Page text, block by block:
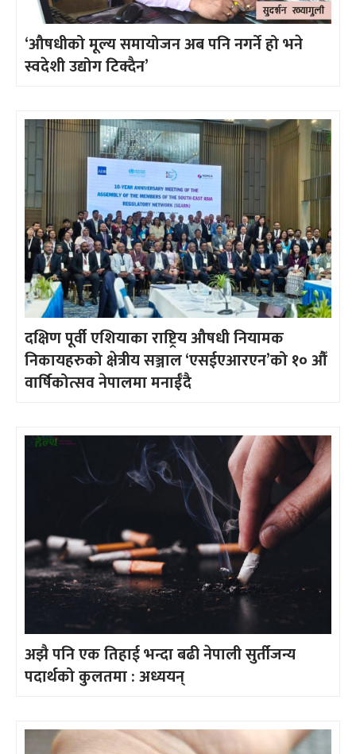
‘औषधीको मूल्य समायोजन अब पनि नगर्ने हो भने
स्वदेशी उद्योग टिक्दैन’
दक्षिण पूर्वी एशियाका राष्ट्रिय औषधी नियामक
निकायहरुको क्षेत्रीय सञ्जाल ‘एसईएआरएन’को १० औँ
वार्षिकोत्सव नेपालमा मनाईँदै
अझै पनि एक तिहाई भन्दा बढी नेपाली सुर्तीजन्य
पदार्थको कुलतमा : अध्ययन्